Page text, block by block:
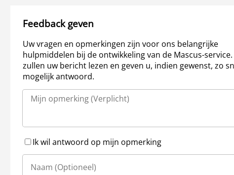
Feedback geven
Uw vragen en opmerkingen zijn voor ons belangrijke
hulpmiddelen bij de ontwikkeling van de Mascus-service.
zullen uw bericht lezen en geven u, indien gewenst, zo
mogelijk antwoord.
Ik wil antwoord op mijn opmerking